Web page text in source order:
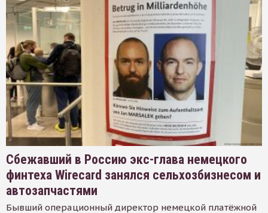
Сбежавший в Россию экс-глава немецкого
финтеха Wirecard занялся сельхозбизнесом и
автозапчастями
Бывший операционный директор немецкой платёжной